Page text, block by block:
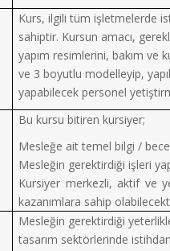
Kurs, ilgili tüm işletmelerde
sahiptir. Kursun amacı,
yapım resimlerini, bakım ve
ve 3 boyutlu modelleyip,
yapabilecek personel
Bu kursu bitiren kursiyer;
Mesleğe ait temel bilgi /
Mesleğin gerektirdiği işleri
Kursiyer merkezli, aktif ve
kazanımlara sahip
Mesleğin gerektirdiği
tasarım sektörlerinde